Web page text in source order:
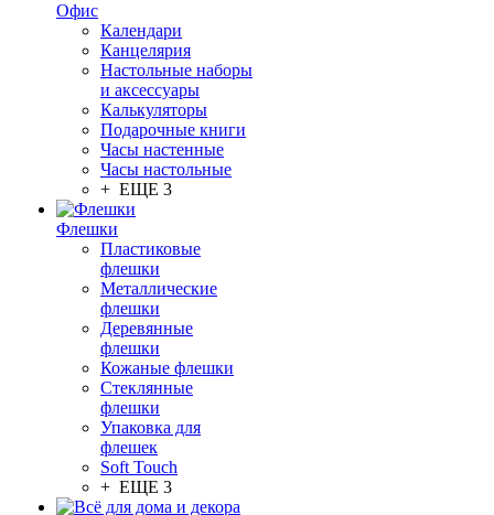
Офис
Календари
Канцелярия
Настольные наборы
и аксессуары
Калькуляторы
Подарочные книги
Часы настенные
Часы настольные
+ ЕЩЕ 3
Флешки
Пластиковые
флешки
Металлические
флешки
Деревянные
флешки
Кожаные флешки
Стеклянные
флешки
Упаковка для
флешек
Soft Touch
+ ЕЩЕ 3